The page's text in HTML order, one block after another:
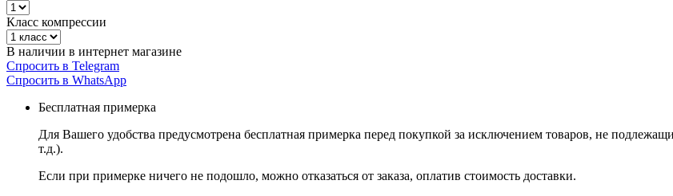
Класс компрессии
В наличии в интернет магазине
Спросить в Telegram
Спросить в WhatsApp
Бесплатная примерка
Для Вашего удобства предусмотрена бесплатная примерка перед покупкой за исключением товаров, не
т.д.).
Если при примерке ничего не подошло, можно отказаться от заказа, оплатив стоимость доставки.